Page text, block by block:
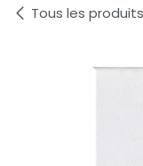
Tous les produits